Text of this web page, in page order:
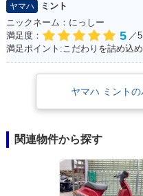
ヤマハ
ミント
ニックネーム：にっしー
満足度：
5 ／5
ヤマハ ミント
関連物件から探す